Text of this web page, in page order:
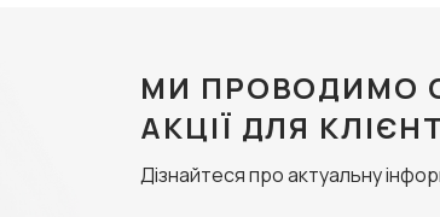
МИ ПРОВОДИМО
АКЦІЇ ДЛЯ
Дізнайтеся про актуальну